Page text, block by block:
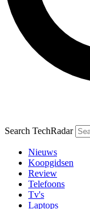
Search TechRadar
Nieuws
Koopgidsen
Review
Telefoons
Tv's
Laptops